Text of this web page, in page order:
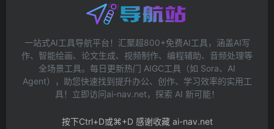
一站式AI工具导航平台！汇聚超800+免费AI工具，涵盖AI写
作、智能绘画、论文生成、视频制作、编程辅助、音频处理等
全场景工具。每日更新热门 AIGC工具（如 Sora、AI
Agent），助您快速找到提升办公、创作、学习效率的实用工
具！立即访问ai-nav.net，探索 AI 新可能！
按下Ctrl+D或⌘+D 感谢收藏 ai-nav.net